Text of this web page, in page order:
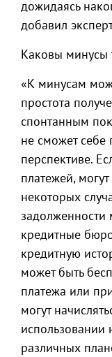
дожидаясь
добавил
Каковы минусы
«К минусам
простота
спонтанным
не сможет себе
перспективе.
платежей,
некоторых
задолженности
кредитные
кредитную
может быть
платежа или
могут
использовании
различных